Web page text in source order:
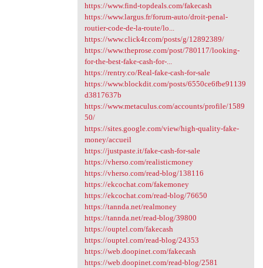
https://www.find-topdeals.com/fakecash
https://www.largus.fr/forum-auto/droit-penal-
routier-code-de-la-route/lo...
https://www.click4r.com/posts/g/12892389/
https://www.theprose.com/post/780117/looking-
for-the-best-fake-cash-for-...
https://rentry.co/Real-fake-cash-for-sale
https://www.blockdit.com/posts/6550ce6fbe91139
d3817637b
https://www.metaculus.com/accounts/profile/1589
50/
https://sites.google.com/view/high-quality-fake-
money/accueil
https://justpaste.it/fake-cash-for-sale
https://vherso.com/realisticmoney
https://vherso.com/read-blog/138116
https://ekcochat.com/fakemoney
https://ekcochat.com/read-blog/76650
https://tannda.net/realmoney
https://tannda.net/read-blog/39800
https://ouptel.com/fakecash
https://ouptel.com/read-blog/24353
https://web.doopinet.com/fakecash
https://web.doopinet.com/read-blog/2581